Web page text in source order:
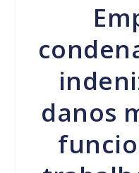
Empresa é
danos